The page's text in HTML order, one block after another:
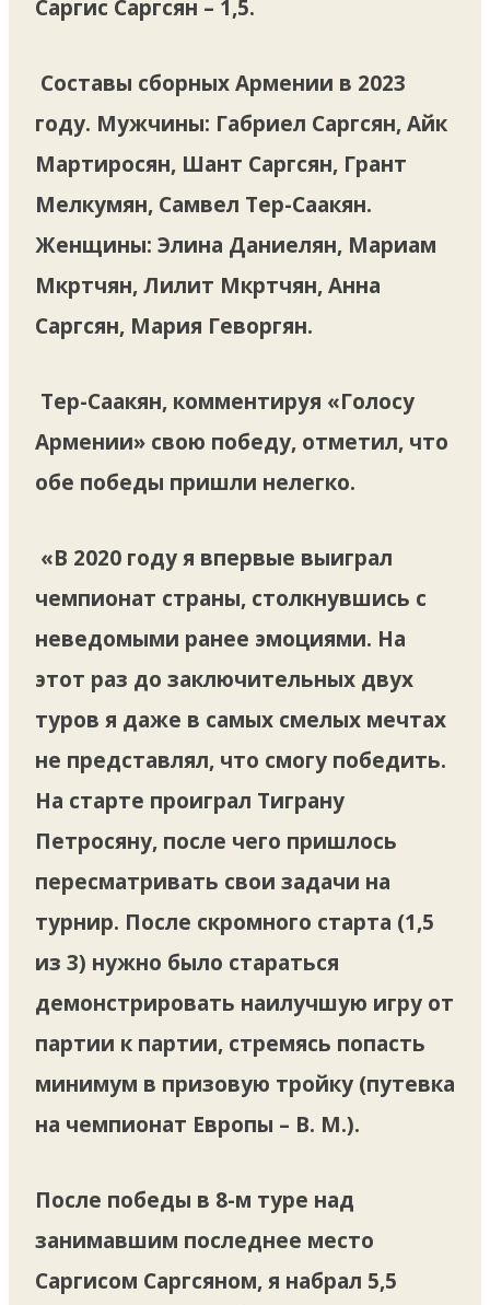
Саргис Саргсян – 1,5.
Составы сборных Армении в 2023
году. Мужчины: Габриел Саргсян, Айк
Мартиросян, Шант Саргсян, Грант
Мелкумян, Самвел Тер-Саакян.
Женщины: Элина Даниелян, Мариам
Мкртчян, Лилит Мкртчян, Анна
Саргсян, Мария Геворгян.
Тер-Саакян, комментируя «Голосу
Армении» свою победу, отметил, что
обе победы пришли нелегко.
«В 2020 году я впервые выиграл
чемпионат страны, столкнувшись с
неведомыми ранее эмоциями. На
этот раз до заключительных двух
туров я даже в самых смелых мечтах
не представлял, что смогу победить.
На старте проиграл Тиграну
Петросяну, после чего пришлось
пересматривать свои задачи на
турнир. После скромного старта (1,5
из 3) нужно было стараться
демонстрировать наилучшую игру от
партии к партии, стремясь попасть
минимум в призовую тройку (путевка
на чемпионат Европы – В. М.).
После победы в 8-м туре над
занимавшим последнее место
Саргисом Саргсяном, я набрал 5,5